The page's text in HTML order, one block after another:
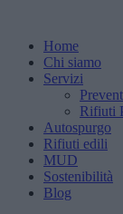
Home
Chi siamo
Servizi
Rifiuti
Autospurgo
Rifiuti edili
MUD
Sostenibilità
Blog